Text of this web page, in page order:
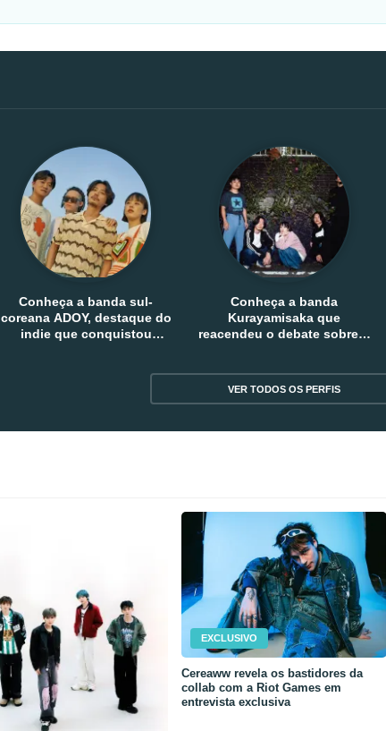
Conheça a banda sul-
coreana ADOY, destaque do
indie que conquistou
Conheça a banda
Kurayamisaka que
reacendeu o debate sobre o
VER TODOS OS PERFIS
EXCLUSIVO
Cereaww revela os bastidores da
collab com a Riot Games em
entrevista exclusiva